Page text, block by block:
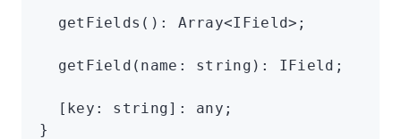
  getFields
() : Array<IField>;
  getField
(name : string ) : IField ;
  [key
: string] : any ;
}